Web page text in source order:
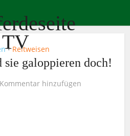
• Reitweisen
sie galoppieren doch!
Kommentar hinzufügen